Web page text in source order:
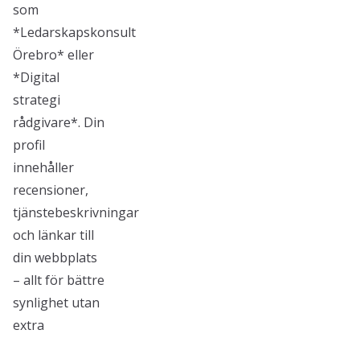
som
*Ledarskapskonsult
Örebro* eller
*Digital
strategi
rådgivare*. Din
profil
innehåller
recensioner,
tjänstebeskrivningar
och länkar till
din webbplats
– allt för bättre
synlighet utan
extra